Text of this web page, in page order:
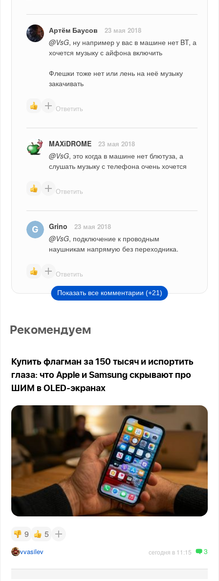
Артём Баусов 23 мая 2018
@VsG, ну например у вас в машине нет BT, а
хочется музыку с айфона включить
Флешки тоже нет или лень на неё музыку
закачивать
Ответить
MAXiDROME 23 мая 2018
@VsG, это когда в машине нет блютуза, а
слушать музыку с телефона очень хочется
Ответить
Grino 23 мая 2018
@VsG, подключение к проводным
наушникам напрямую без переходника.
Ответить
Показать все комментарии (+21)
Рекомендуем
Купить флагман за 150 тысяч и испортить
глаза: что Apple и Samsung скрывают про
ШИМ в OLED-экранах
9 5
vvasilev сегодня в 11:15 3